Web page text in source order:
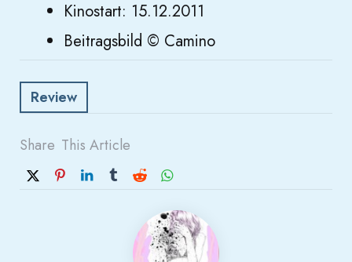
Kinostart: 15.12.2011
Beitragsbild © Camino
Review
Share This Article